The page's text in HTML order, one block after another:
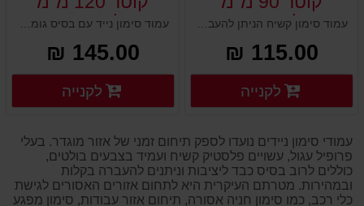
משקולת בסיס גומי
115.00 ₪
פרטים נוספים פרטים נוספים לקנייה
משקולת בסיס גומי
145.00 ₪
פרטים נוספים
לקנייה
עמודי סימון ניידים נועדו לספק תיחום זמני של אזור מוגדר. בעלי
פרופיל עגול, עשויים פלסטיק קשיח ועמיד בצבעים בולטים,
כוללים לרוב בסיס כבד ליציבות וניתנים להעברה בקלות
ובמהירות. מטרתם העיקרית היא לתחום אזורים האסורים לגישת
כלי רכב, כמו סימון חניה אסורה, תיחום אזור עבודות, סימון מפגע